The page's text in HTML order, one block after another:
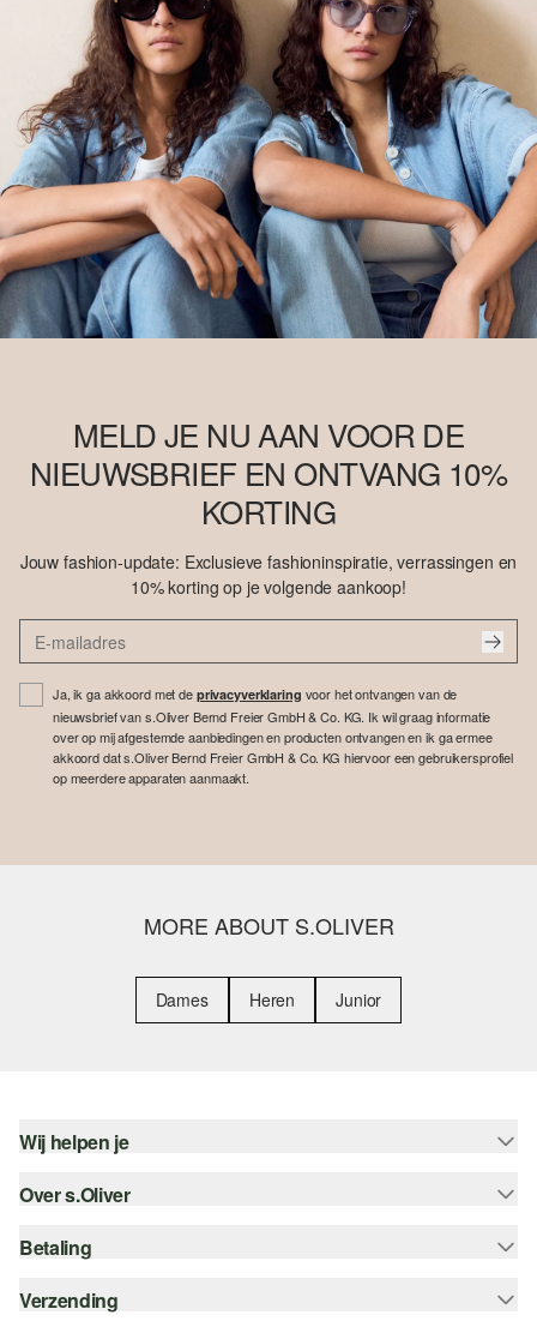
MELD JE NU AAN VOOR DE
NIEUWSBRIEF EN ONTVANG 10%
KORTING
Jouw fashion-update: Exclusieve fashioninspiratie, verrassingen en
10% korting op je volgende aankoop!
Ja, ik ga akkoord met de privacyverklaring voor het ontvangen van de
nieuwsbrief van s.Oliver Bernd Freier GmbH & Co. KG. Ik wil graag informatie
over op mij afgestemde aanbiedingen en producten ontvangen en ik ga ermee
akkoord dat s.Oliver Bernd Freier GmbH & Co. KG hiervoor een gebruikersprofiel
op meerdere apparaten aanmaakt.
MORE ABOUT S.OLIVER
Dames Heren Junior
Wij helpen je
Help - FAQ
Maattabel
Top categorieën
Over s.Oliver
Nieuwsbrief
s.Oliver Card
Betaling
Koop op rekening
Verzending